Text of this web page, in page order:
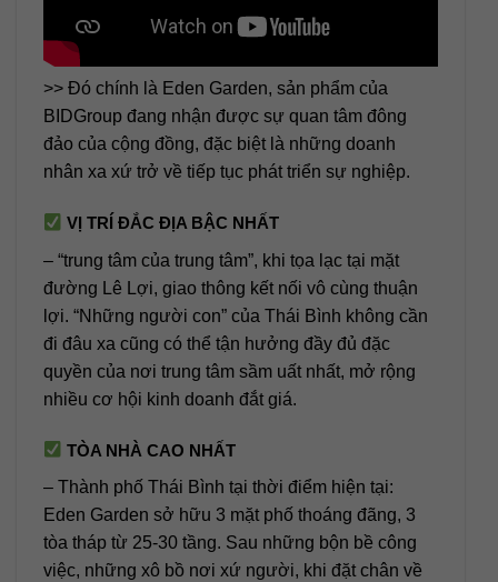
>> Đó chính là Eden Garden, sản phẩm của
BIDGroup đang nhận được sự quan tâm đông
đảo của cộng đồng, đặc biệt là những doanh
nhân xa xứ trở về tiếp tục phát triển sự nghiệp.
VỊ TRÍ ĐẮC ĐỊA BẬC NHẤT
– “trung tâm của trung tâm”, khi tọa lạc tại mặt
đường Lê Lợi, giao thông kết nối vô cùng thuận
lợi. “Những người con” của Thái Bình không cần
đi đâu xa cũng có thể tận hưởng đầy đủ đặc
quyền của nơi trung tâm sầm uất nhất, mở rộng
nhiều cơ hội kinh doanh đắt giá.
TÒA NHÀ CAO NHẤT
– Thành phố Thái Bình tại thời điểm hiện tại:
Eden Garden sở hữu 3 mặt phố thoáng đãng, 3
tòa tháp từ 25-30 tầng. Sau những bộn bề công
việc, những xô bồ nơi xứ người, khi đặt chân về